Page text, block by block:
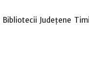
Județene